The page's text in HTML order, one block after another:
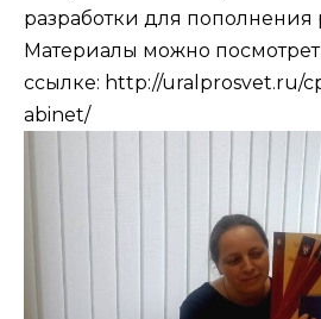
разработки для пополнения
Материалы можно
ссылке: http://uralprosvet.ru/
abinet/